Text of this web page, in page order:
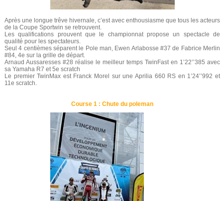
Après une longue trêve hivernale, c’est avec enthousiasme que tous les acteurs
de la Coupe Sportwin se retrouvent.
Les qualifications prouvent que le championnat propose un spectacle de
qualité pour les spectateurs.
Seul 4 centièmes séparent le Pole man, Ewen Arlabosse #37 de Fabrice Merlin
#84, 4e sur la grille de départ.
Arnaud Aussaresses #28 réalise le meilleur temps TwinFast en 1’22’’385 avec
sa Yamaha R7 et 5e scratch
Le premier TwinMax est Franck Morel sur une Aprilia 660 RS en 1’24’’992 et
11e scratch.
Course 1 : Chute du poleman